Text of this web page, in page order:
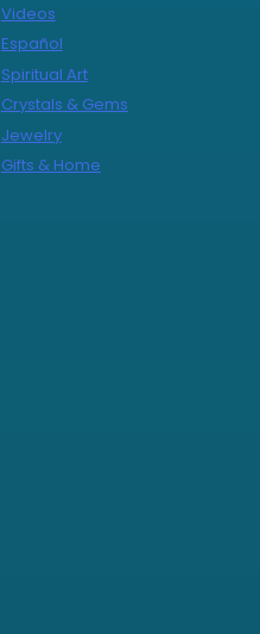
Videos
Español
Spiritual Art
Crystals & Gems
Jewelry
Gifts & Home